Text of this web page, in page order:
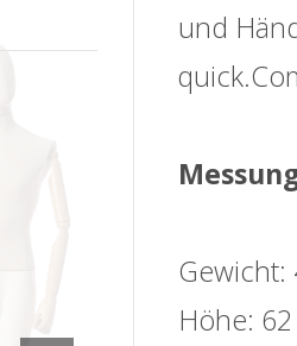
und
Gewicht:
Höhe: